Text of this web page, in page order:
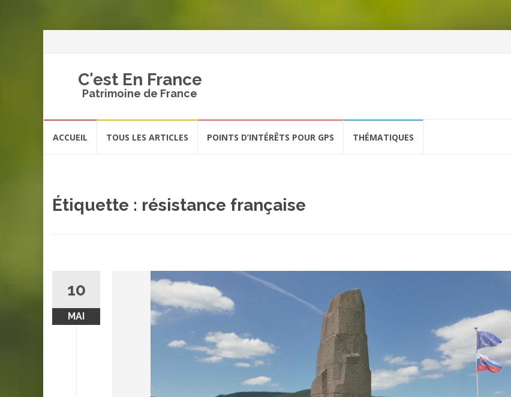
C'est En France
Patrimoine de France
ACCUEIL TOUS LES ARTICLES POINTS D’INTÉRÊTS POUR GPS THÉMATIQUES
Étiquette : résistance française
10
MAI